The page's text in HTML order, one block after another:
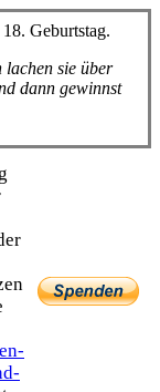
Geburtstag.
lachen sie über
dann gewinnst